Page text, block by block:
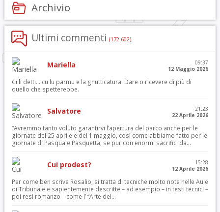
Archivio
Ultimi commenti (172.602)
Mariella
09:37
12 Maggio 2026
Ci li detti… cu lu parmu e la gnutticatura. Dare o ricevere di più di
quello che spetterebbe.
Salvatore
21:23
22 Aprile 2026
“Avremmo tanto voluto garantirvi l’apertura del parco anche per le
giornate del 25 aprile e del 1 maggio, così come abbiamo fatto per le
giornate di Pasqua e Pasquetta, se pur con enormi sacrifici da...
Cui prodest?
15:28
12 Aprile 2026
Per come ben scrive Rosalio, si tratta di tecniche molto note nelle Aule
di Tribunale e sapientemente descritte – ad esempio – in testi tecnici –
poi resi romanzo – come l’ “Arte del...